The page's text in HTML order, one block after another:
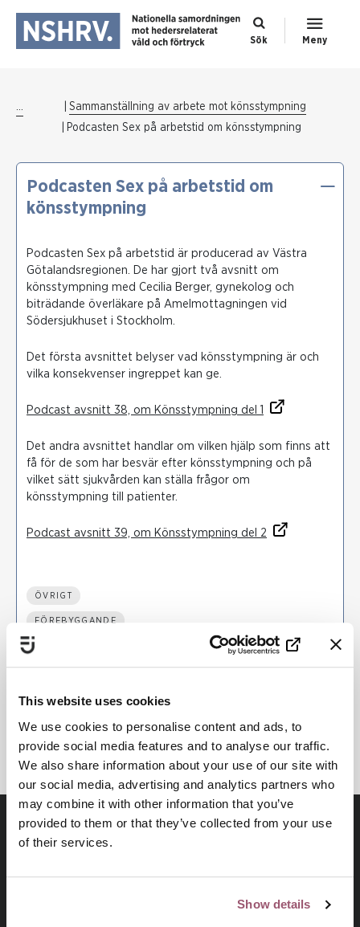
This website uses cookies
We use cookies to personalise content and ads, to
provide social media features and to analyse our traffic.
We also share information about your use of our site with
our social media, advertising and analytics partners who
may combine it with other information that you’ve
provided to them or that they’ve collected from your use
of their services.
Show details
Sök Meny
...
Sammanställning av arbete mot könsstympning
Podcasten Sex på arbetstid om könsstympning
Podcasten Sex på arbetstid om
könsstympning
Podcasten Sex på arbetstid är producerad av Västra
Götalandsregionen. De har gjort två avsnitt om
könsstympning med Cecilia Berger, gynekolog och
biträdande överläkare på Amelmottagningen vid
Södersjukhuset i Stockholm.
Det första avsnittet belyser vad könsstympning är och
vilka konsekvenser ingreppet kan ge.
Podcast avsnitt 38, om Könsstympning del 1
Det andra avsnittet handlar om vilken hjälp som finns att
få för de som har besvär efter könsstympning och på
vilket sätt sjukvården kan ställa frågor om
könsstympning till patienter.
Podcast avsnitt 39, om Könsstympning del 2
ÖVRIGT
FÖREBYGGANDE
STÖD OCH SKYDD
NATIONELLT